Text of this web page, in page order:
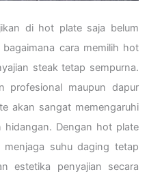
di hot plate saja belum
cara memilih hot
steak tetap sempurna.
profesional maupun dapur
akan sangat memengaruhi
hidangan. Dengan hot plate
suhu daging tetap
estetika penyajian secara